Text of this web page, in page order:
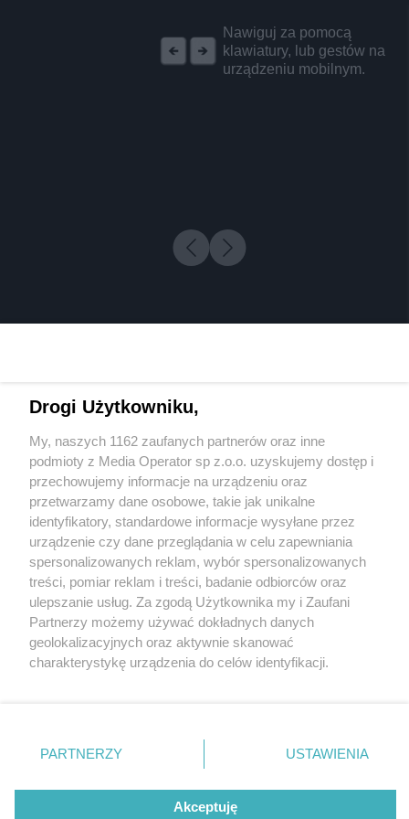
Nawiguj za pomocą
klawiatury, lub gestów na
urządzeniu mobilnym.
5 / 0
Wydawca mediów lokalnych
Nie zapomnij
zapoznać się z:
polityką prywatności
Twojemiasto
Piekary Śląskie
Chorzów
Tarnowskie Góry
Gliwice
Skontakuj sięz nami
Kontakt
Redakcja
Newsletter
Drogi Użytkowniku,
My, naszych 1162 zaufanych partnerów oraz inne
podmioty z Media Operator sp z.o.o. uzyskujemy dostęp i
przechowujemy informacje na urządzeniu oraz
przetwarzamy dane osobowe, takie jak unikalne
identyfikatory, standardowe informacje wysyłane przez
urządzenie czy dane przeglądania w celu zapewniania
spersonalizowanych reklam, wybór spersonalizowanych
treści, pomiar reklam i treści, badanie odbiorców oraz
ulepszanie usług. Za zgodą Użytkownika my i Zaufani
Partnerzy możemy używać dokładnych danych
geolokalizacyjnych oraz aktywnie skanować
charakterystykę urządzenia do celów identyfikacji.
zmienić/wycofać klikając przycisk ustawień prywatności
znajdujący się w lewym dolnym rogu strony
rodzaje przetwarzania danych nie wymagają zgody
użytkownika, ale masz prawo sprzeciwić się takiemu
PARTNERZY USTAWIENIA
Akceptuję